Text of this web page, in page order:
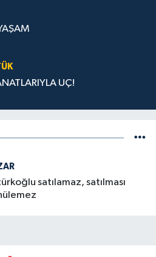
UÇ!
satılamaz, satılması